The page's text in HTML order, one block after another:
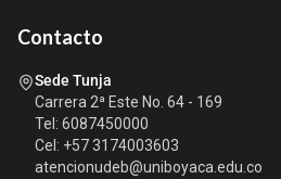
Contacto
Sede Tunja
Carrera 2ª Este No. 64 - 169
Tel: 6087450000
Cel: +57 3174003603
atencionudeb@uniboyaca.edu.co